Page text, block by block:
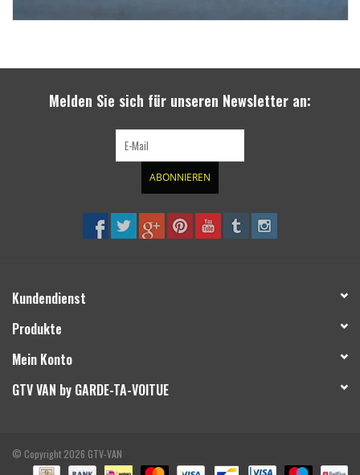
Melden Sie sich für unseren Newsletter an:
ABONNIEREN
Kundendienst
Produkte
Mein Konto
GTV VAN by GARDE-TA-VOITUE
© Copyright 2026 GTV-VAN